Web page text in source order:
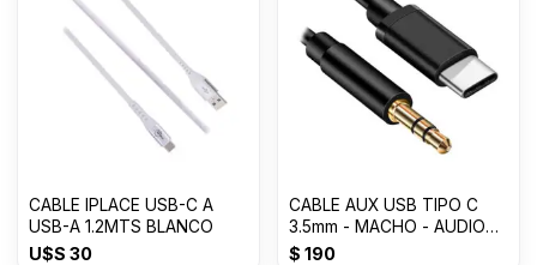
CABLE IPLACE USB-C A
USB-A 1.2MTS BLANCO
U$S 30
CABLE AUX USB TIPO C
3.5mm - MACHO - AUDIO
-1000mm
$ 190